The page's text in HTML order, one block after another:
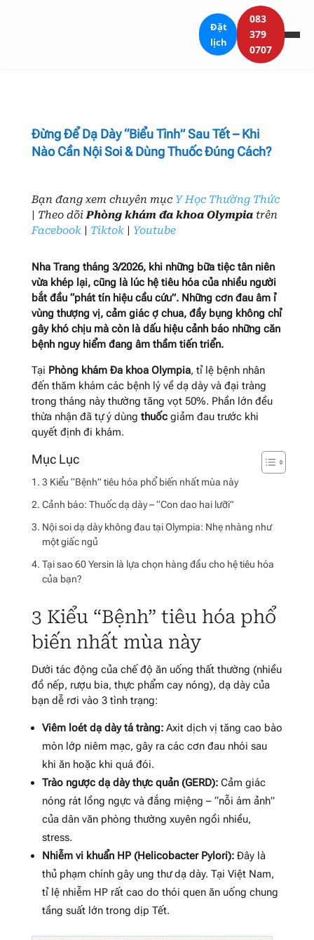
Đặt
lịch
083
379
0707
Đừng Để Dạ Dày “Biểu Tình” Sau Tết – Khi
Nào Cần Nội Soi & Dùng Thuốc Đúng Cách?
Bạn đang xem chuyên mục Y Học Thường Thức
| Theo dõiPhòng khám đa khoa Olympiatrên
Facebook| Tiktok| Youtube
Nha Trang tháng 3/2026, khi những bữa tiệc tân niên
vừa khép lại, cũng là lúc hệ tiêu hóa của nhiều người
bắt đầu “phát tín hiệu cầu cứu”. Những cơn đau âm ỉ
vùng thượng vị, cảm giác ợ chua, đầy bụng không chỉ
gây khó chịu mà còn là dấu hiệu cảnh báo những căn
bệnh nguy hiểm đang âm thầm tiến triển.
Tại Phòng khám Đa khoa Olympia, tỉ lệ bệnh nhân
đến thăm khám các bệnh lý về dạ dày và đại tràng
trong tháng này thường tăng vọt 50%. Phần lớn đều
thừa nhận đã tự ý dùng thuốcgiảm đau trước khi
quyết định đi khám.
3 Kiểu “Bệnh” tiêu hóa phổ biến nhất mùa này
Cảnh báo: Thuốc dạ dày – “Con dao hai lưỡi”
Nội soi dạ dày không đau tại Olympia: Nhẹ nhàng như
một giấc ngủ
Tại sao 60 Yersin là lựa chọn hàng đầu cho hệ tiêu hóa
của bạn?
3 Kiểu “Bệnh” tiêu hóa phổ
biến nhất mùa này
Dưới tác động của chế độ ăn uống thất thường (nhiều
đồ nếp, rượu bia, thực phẩm cay nóng), dạ dày của
bạn dễ rơi vào 3 tình trạng:
Viêm loét dạ dày tá tràng:Axit dịch vị tăng cao bào
mòn lớp niêm mạc, gây ra các cơn đau nhói sau
khi ăn hoặc khi quá đói.
Trào ngược dạ dày thực quản (GERD):Cảm giác
nóng rát lồng ngực và đắng miệng – “nỗi ám ảnh”
của dân văn phòng thường xuyên ngồi nhiều,
stress.
Nhiễm vi khuẩn HP (Helicobacter Pylori):Đây là
thủ phạm chính gây ung thư dạ dày. Tại Việt Nam,
tỉ lệ nhiễm HP rất cao do thói quen ăn uống chung
tầng suất lớn trong dịp Tết.